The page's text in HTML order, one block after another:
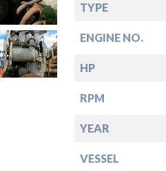
TYPE
ENGINE NO.
HP
RPM
YEAR
VESSEL